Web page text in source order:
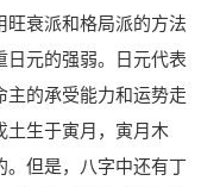
旺衰派和格局派的方法
日元的强弱。日元代表
主的承受能力和运势走
土生于寅月，寅月木
。但是，八字中还有丁